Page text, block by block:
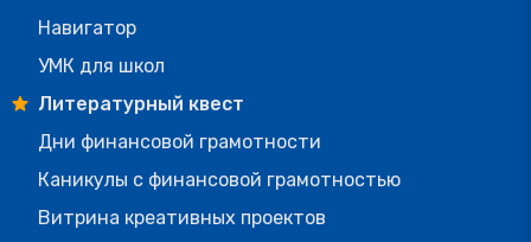
Навигатор
УМК для школ
Литературный квест
Дни финансовой грамотности
Каникулы с финансовой грамотностью
Витрина креативных проектов